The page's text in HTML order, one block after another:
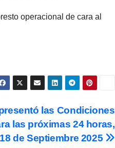
operacional de cara al
las Condiciones
las próximas 24 horas,
de Septiembre 2025